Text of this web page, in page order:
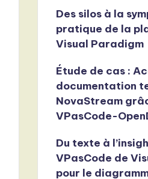
Des silos à la
pratique de la
Visual Paradigm
Étude de cas :
documentation
NovaStream
VPasCode-
Du texte à
VPasCode de
pour le